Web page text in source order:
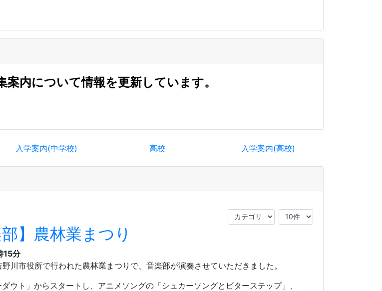
内について情報を更新しています。
入学案内(中学校) 高校 入学案内(高校)
部】農林業まつり
15分
川市役所で行われた農林業まつりで、音楽部が演奏させていただきました。
ウト」からスタートし、アニメソングの「シュカーソングとビターステップ」、